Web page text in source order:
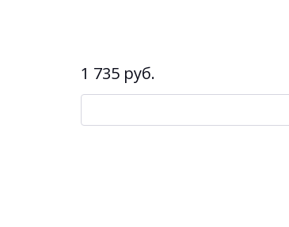
1 735 руб.